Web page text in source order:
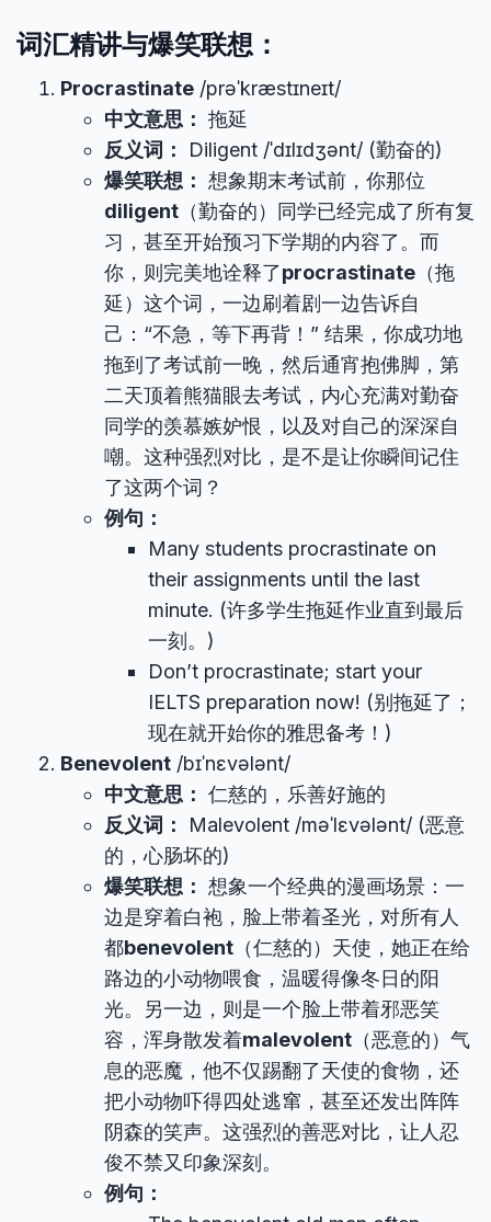
词汇精讲与爆笑联想：
Procrastinate /prəˈkræstɪneɪt/
中文意思： 拖延
反义词：
Diligent /ˈdɪlɪdʒənt/ (勤奋的)
爆笑联想： 想象期末考试前，你那位
diligent （勤奋的）同学已经完成了所有复
习，甚至开始预习下学期的内容了。而
你，则完美地诠释了procrastinate （拖
延）这个词，一边刷着剧一边告诉自
己：“不急，等下再背！” 结果，你成功地
拖到了考试前一晚，然后通宵抱佛脚，第
二天顶着熊猫眼去考试，内心充满对勤奋
同学的羡慕嫉妒恨，以及对自己的深深自
嘲。这种强烈对比，是不是让你瞬间记住
了这两个词？
例句：
Many students procrastinate on
their assignments until the last
minute. (许多学生拖延作业直到最后
一刻。)
Don’t procrastinate; start your
IELTS preparation now! (别拖延了；
现在就开始你的雅思备考！)
Benevolent /bɪˈnɛvələnt/
中文意思： 仁慈的，乐善好施的
反义词：
Malevolent /məˈlɛvələnt/ (恶意
的，心肠坏的)
爆笑联想： 想象一个经典的漫画场景：一
边是穿着白袍，脸上带着圣光，对所有人
都benevolent （仁慈的）天使，她正在给
路边的小动物喂食，温暖得像冬日的阳
光。另一边，则是一个脸上带着邪恶笑
容，浑身散发着malevolent （恶意的）气
息的恶魔，他不仅踢翻了天使的食物，还
把小动物吓得四处逃窜，甚至还发出阵阵
阴森的笑声。这强烈的善恶对比，让人忍
俊不禁又印象深刻。
例句：